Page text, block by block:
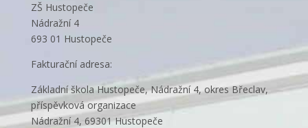
ZŠ Hustopeče
Nádražní 4
693 01 Hustopeče
Fakturační adresa:
Základní škola Hustopeče, Nádražní 4, okres Břeclav,
příspěvková organizace
Nádražní 4, 69301 Hustopeče